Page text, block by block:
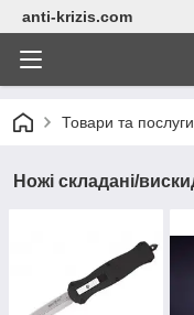
anti-krizis.com
Товари та послуги
Ножі складані/